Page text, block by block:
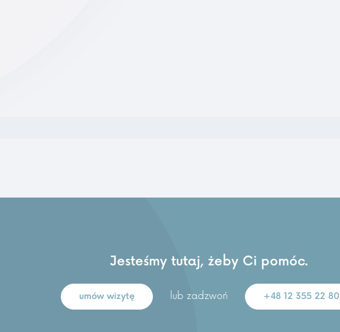
Jesteśmy tutaj, żeby Ci pomóc.
umów wizytę lub zadzwoń +48 12 355 22 80